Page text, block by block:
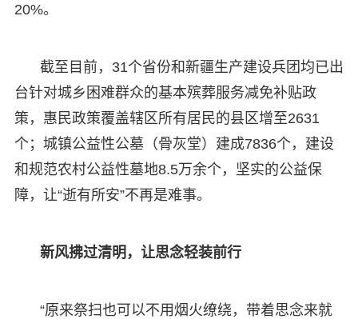
20%。
截至目前，31个省份和新疆生产建设兵团均已出
台针对城乡困难群众的基本殡葬服务减免补贴政
策，惠民政策覆盖辖区所有居民的县区增至2631
个；城镇公益性公墓（骨灰堂）建成7836个，建设
和规范农村公益性墓地8.5万余个，坚实的公益保
障，让“逝有所安”不再是难事。
新风拂过清明，让思念轻装前行
“原来祭扫也可以不用烟火缭绕，带着思念来就